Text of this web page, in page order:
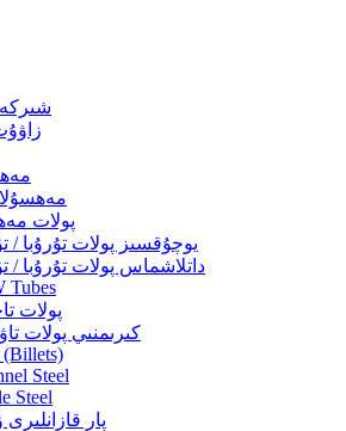
پولات
يوچۇقسىز پولات تۇرۇبا /
داتلاشماس پولات تۇرۇبا /
Tubes
پولات
كىرىمنىي پولات
(Billets)
Steel
Steel
پار قازانلىرى